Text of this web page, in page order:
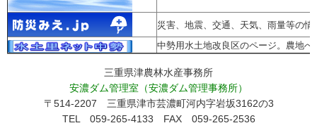
災害、地震、交通、天気、雨量等の
中勢用水土地改良区のページ。農地
三重県津農林水産事務所
安濃ダム管理室（安濃ダム管理事務所）
〒514-2207 三重県津市芸濃町河内字岩坂3162の3
TEL 059-265-4133 FAX 059-265-2536